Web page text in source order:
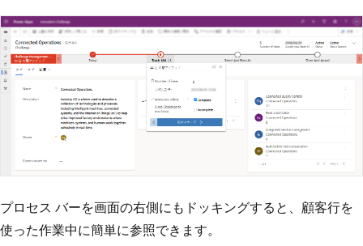
プロセス バーを画面の右側にもドッキングすると、顧客行を
使った作業中に簡単に参照できます。